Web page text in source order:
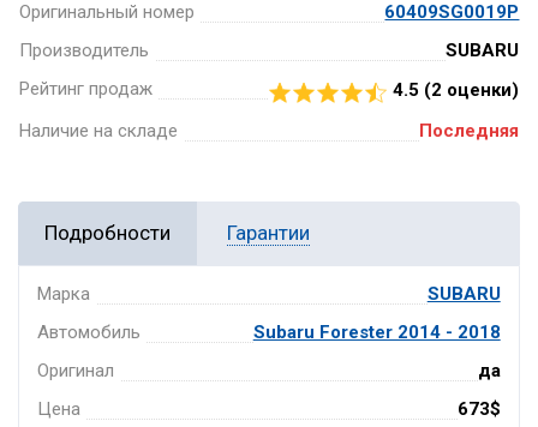
Оригинальный номер
60409SG0019P
Производитель
SUBARU
Рейтинг продаж
4.5 (2 оценки)
Наличие на складе
Последняя
Подробности Гарантии
Марка
SUBARU
Автомобиль
Subaru Forester 2014 - 2018
Оригинал
да
Цена
673$